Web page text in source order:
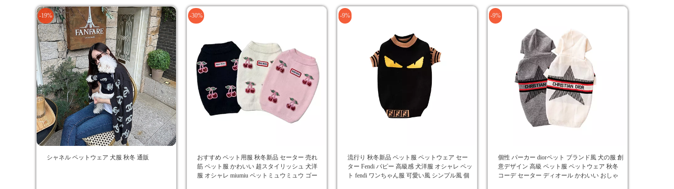
-19%
シャネル ペットウェア 犬服 秋冬 通販
-30%
おすすめ ペット用服 秋冬新品 セーター 売れ
筋 ペット服 かわいい 超スタイリッシュ 犬洋
服 オシャレ miumiu ペットミュウミュウ ゴー
-9%
流行り 秋冬新品 ペット服 ペットウェア セー
ター Fendi パピー 高級感 犬洋服 オシャレ ペッ
ト fendi ワンちゃん服 可愛い風 シンプル風 個
-9%
個性 パーカー diorペット ブランド風 犬の服 創
意デザイン 高級 ペット服 ペットウェア 秋冬
コーデ セーター ディオール かわいい おしゃ